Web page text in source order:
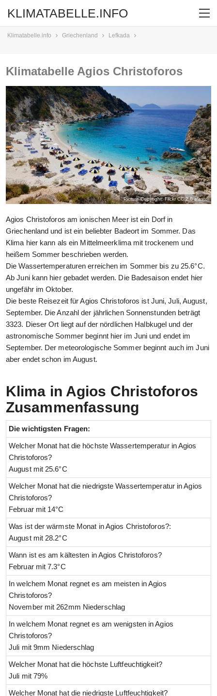
KLIMATABELLE.INFO
Klimatabelle.info Griechenland Lefkada
Klimatabelle Agios Christoforos
Picture Copyright: Flickr CC 2.0alastc
Agios Christoforos am ionischen Meer ist ein Dorf in
Griechenland und ist ein beliebter Badeort im Sommer. Das
Klima hier kann als ein Mittelmeerklima mit trockenem und
heißem Sommer beschrieben werden.
Die Wassertemperaturen erreichen im Sommer bis zu 25.6°C.
Ab Juni kann hier gebadet werden. Die Badesaison endet hier
ungefähr im Oktober.
Die beste Reisezeit für Agios Christoforos ist Juni, Juli, August,
September. Die Anzahl der jährlichen Sonnenstunden beträgt
3323. Dieser Ort liegt auf der nördlichen Halbkugel und der
astronomische Sommer beginnt hier im Juni und endet im
September. Der meteorologische Sommer beginnt auch im Juni
aber endet schon im August.
Klima in Agios Christoforos
Zusammenfassung
Die wichtigsten Fragen:
Welcher Monat hat die höchste Wassertemperatur in Agios
Christoforos?
August mit 25.6°C
Welcher Monat hat die niedrigste Wassertemperatur in Agios
Christoforos?
Februar mit 14°C
Was ist der wärmste Monat in Agios Christoforos?:
August mit 28.2°C
Wann ist es am kältesten in Agios Christoforos?
Februar mit 7.3°C
In welchem Monat regnet es am meisten in Agios
Christoforos?
November mit 262mm Niederschlag
In welchem Monat regnet es am wenigsten in Agios
Christoforos?
Juli mit 9mm Niederschlag
Welcher Monat hat die höchste Luftfeuchtigkeit?
Juli mit 79%
Welcher Monat hat die niedrigste Luftfeuchtigkeit?